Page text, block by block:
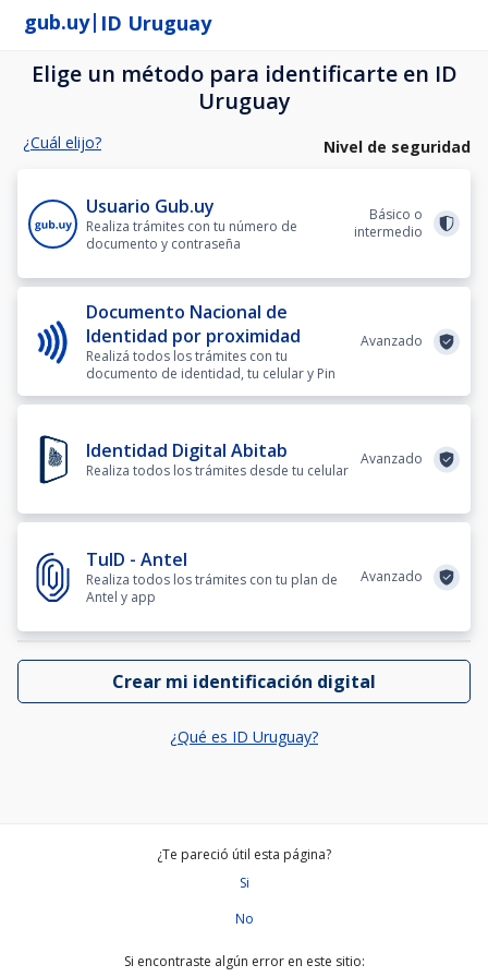
gub.uy| ID Uruguay
Elige un método para identificarte en ID
Uruguay
¿Cuál elijo? Nivel de seguridad
Usuario Gub.uy
Realiza trámites con tu número de
documento y contraseña
Básico o
intermedio
Documento Nacional de
Identidad por proximidad
Realizá todos los trámites con tu
documento de identidad, tu celular y Pin
Avanzado
Identidad Digital Abitab
Realiza todos los trámites desde tu celular
Avanzado
TuID - Antel
Realiza todos los trámites con tu plan de
Antel y app
Avanzado
Crear mi identificación digital
¿Qué es ID Uruguay?
¿Te pareció útil esta página?
Si
No
Si encontraste algún error en este sitio: